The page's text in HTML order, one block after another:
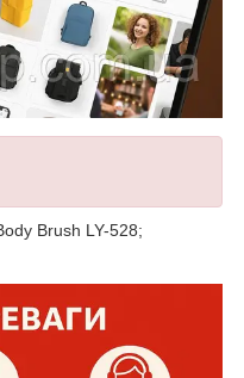
Brush LY-528;